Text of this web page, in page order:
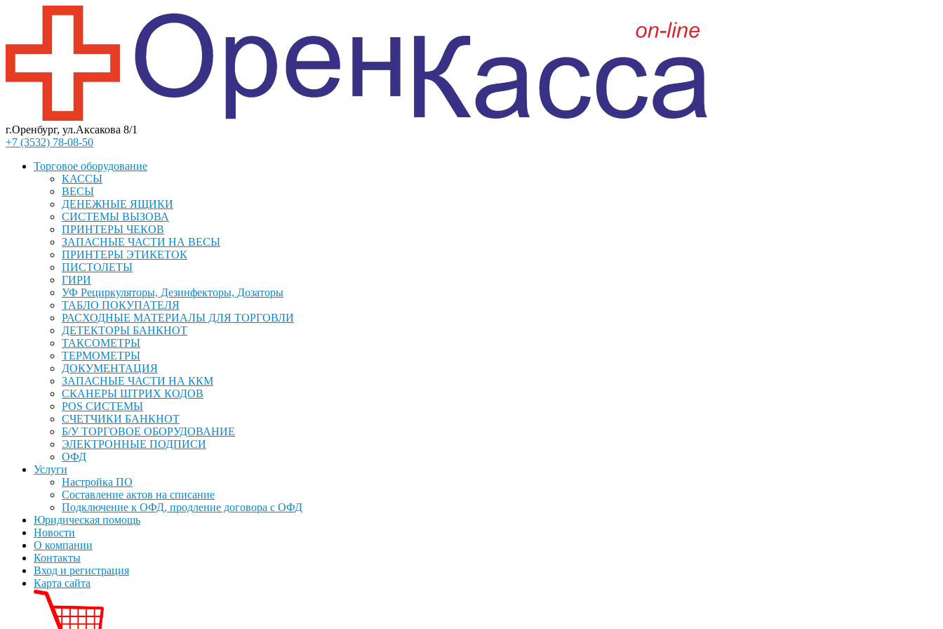
г.Оренбург, ул.Аксакова 8/1
+7 (3532) 78-08-50
Торговое оборудование
КАССЫ
ВЕСЫ
ДЕНЕЖНЫЕ ЯЩИКИ
СИСТЕМЫ ВЫЗОВА
ПРИНТЕРЫ ЧЕКОВ
ЗАПАСНЫЕ ЧАСТИ НА ВЕСЫ
ПРИНТЕРЫ ЭТИКЕТОК
ПИСТОЛЕТЫ
ГИРИ
УФ Рециркуляторы, Дезинфекторы, Дозаторы
ТАБЛО ПОКУПАТЕЛЯ
РАСХОДНЫЕ МАТЕРИАЛЫ ДЛЯ ТОРГОВЛИ
ДЕТЕКТОРЫ БАНКНОТ
ТАКСОМЕТРЫ
ТЕРМОМЕТРЫ
ДОКУМЕНТАЦИЯ
ЗАПАСНЫЕ ЧАСТИ НА ККМ
СКАНЕРЫ ШТРИХ КОДОВ
POS СИСТЕМЫ
СЧЕТЧИКИ БАНКНОТ
Б/У ТОРГОВОЕ ОБОРУДОВАНИЕ
ЭЛЕКТРОННЫЕ ПОДПИСИ
ОФД
Услуги
Настройка ПО
Составление актов на списание
Подключение к ОФД, продление договора с ОФД
Юридическая помощь
Новости
О компании
Контакты
Вход и регистрация
Карта сайта